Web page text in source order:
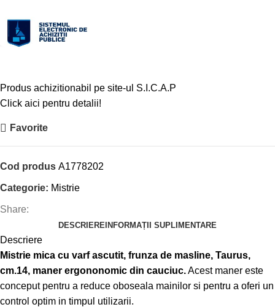
Produs achizitionabil pe site-ul S.I.C.A.P
Click aici pentru detalii!
Favorite
Cod produs A1778202
Categorie: Mistrie
Share:
DESCRIEREINFORMAȚII SUPLIMENTARE
Descriere
Mistrie mica cu varf ascutit, frunza de masline, Taurus,
cm.14, maner ergononomic din cauciuc.Acest maner este
conceput pentru a reduce oboseala mainilor si pentru a oferi un
control optim in timpul utilizarii.